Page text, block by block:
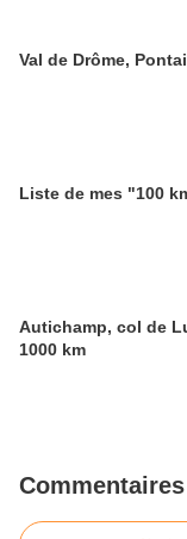
Val de Drôme,
Liste de mes "100
Autichamp, col de
1000 km
Commentaires